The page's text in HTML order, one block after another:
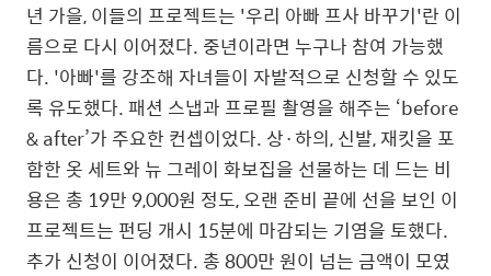
년 가을,이들의 프로젝트는 '우리 아빠 프사 바꾸기'란 이
름으로 다시 이어졌다. 중년이라면 누구나 참여 가능했
다. '아빠'를 강조해 자녀들이 자발적으로 신청할 수 있도
록 유도했다.패션 스냅과 프로필 촬영을 해주는 ‘before
& after’가 주요한 컨셉이었다. 상·하의,신발,재킷을 포
함한 옷 세트와 뉴 그레이 화보집을 선물하는 데 드는 비
용은 총 19만 9,000원 정도,오랜 준비 끝에 선을 보인 이
프로젝트는 펀딩 개시 15분에 마감되는 기염을 토했다.
추가 신청이 이어졌다. 총800만 원이 넘는 금액이 모였